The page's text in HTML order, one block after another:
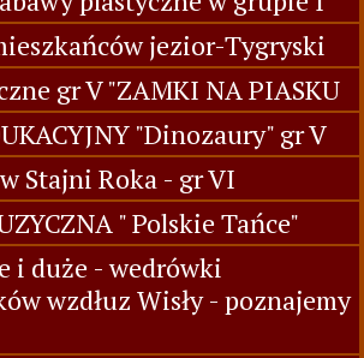
jezior-Tygryski
gr V "ZAMKI NA PIASKU
"Dinozaury" gr V
Stajni Roka - gr VI
" Polskie Tańce"
i duże - wedrówki
wzdłuz Wisły - poznajemy